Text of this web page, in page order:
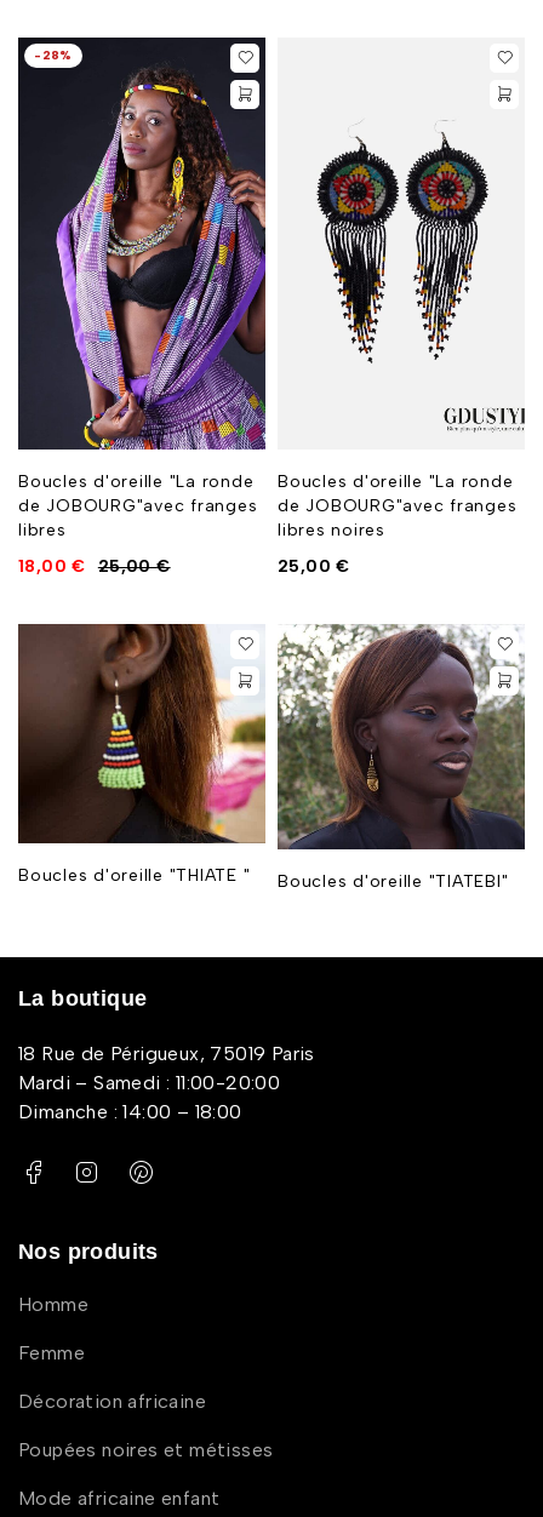
-28%
Boucles d'oreille "La ronde
de JOBOURG"avec franges
libres
25,00€
18,00€
Boucles d'oreille "La ronde
de JOBOURG"avec franges
libres noires
25,00€
Boucles d'oreille "THIATE " Boucles d'oreille "TIATEBI"
La boutique
18 Rue de Périgueux, 75019 Paris
Mardi – Samedi : 11:00-20:00
Dimanche : 14:00 – 18:00
Nos produits
Homme
Femme
Décoration africaine
Poupées noires et métisses
Mode africaine enfant